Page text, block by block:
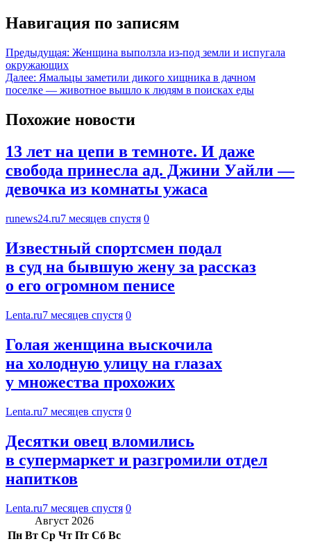
Навигация по записям
Предыдущая: Женщина выползла из-под земли и испугала
окружающих
Далее: Ямальцы заметили дикого хищника в дачном
поселке — животное вышло к людям в поисках еды
Похожие новости
13 лет на цепи в темноте. И даже
свобода принесла ад. Джини Уайли —
девочка из комнаты ужаса
runews24.ru7 месяцев спустя 0
Известный спортсмен подал
в суд на бывшую жену за рассказ
о его огромном пенисе
Lenta.ru7 месяцев спустя 0
Голая женщина выскочила
на холодную улицу на глазах
у множества прохожих
Lenta.ru7 месяцев спустя 0
Десятки овец вломились
в супермаркет и разгромили отдел
напитков
Lenta.ru7 месяцев спустя 0
Август 2026
Пн Вт Ср Чт Пт Сб Вс